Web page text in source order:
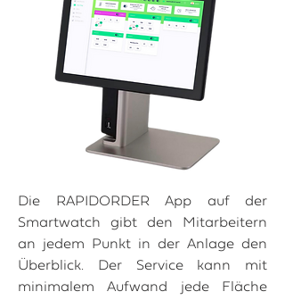
Die RAPIDORDER App auf der
Smartwatch gibt den Mitarbeitern
an jedem Punkt in der Anlage den
Überblick. Der Service kann mit
minimalem Aufwand jede Fläche